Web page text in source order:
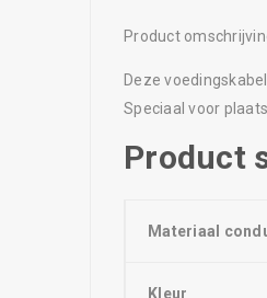
Product
Deze
Speciaal voor
Product
Materiaal
Kleur